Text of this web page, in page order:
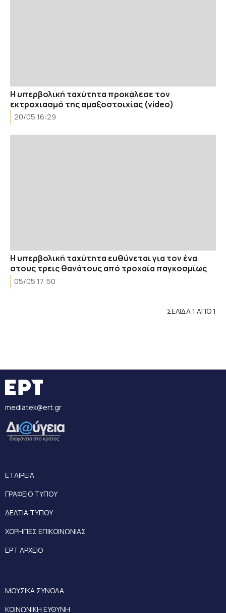
Η υπερβολική ταχύτητα προκάλεσε τον
εκτροχιασμό της αμαξοστοιχίας (video)
20/05 16:29
Η υπερβολική ταχύτητα ευθύνεται για τον ένα
στους τρεις θανάτους από τροχαία παγκοσμίως
05/05 17:50
ΣΕΛΙΔΑ 1 ΑΠΟ 1
mediatek@ert.gr
ΕΤΑΙΡΕΙΑ
ΓΡΑΦΕΙΟ ΤΥΠΟΥ
ΔΕΛΤΙΑ ΤΥΠΟΥ
ΧΟΡΗΓΙΕΣ ΕΠΙΚΟΙΝΩΝΙΑΣ
ΕΡΤ ΑΡΧΕΙΟ
ΜΟΥΣΙΚΑ ΣΥΝΟΛΑ
ΚΟΙΝΩΝΙΚΗ ΕΥΘΥΝΗ